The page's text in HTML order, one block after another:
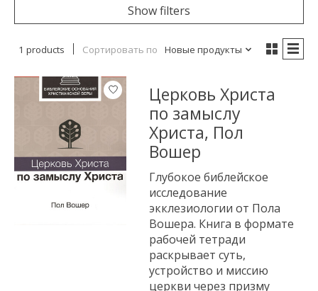
Show filters
1 products Сортировать по Новые продукты
Церковь Христа
по замыслу
Христа, Пол
Вошер
Глубокое библейское
исследование
экклезиологии от Пола
Вошера. Книга в формате
рабочей тетради
раскрывает суть,
устройство и миссию
церкви через призму